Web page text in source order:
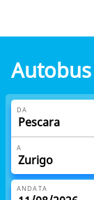
DA
A
ANDATA